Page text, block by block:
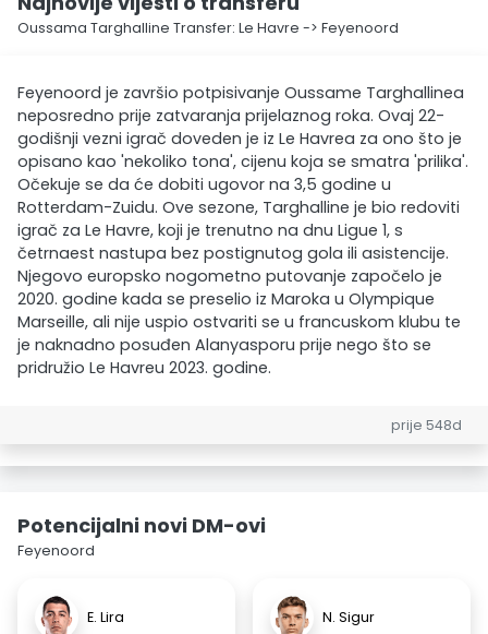
Oussama Targhalline Transfer: Le Havre -> Feyenoord
Feyenoord je završio potpisivanje Oussame Targhallinea
neposredno prije zatvaranja prijelaznog roka. Ovaj 22-
godišnji vezni igrač doveden je iz Le Havrea za ono što je
opisano kao 'nekoliko tona', cijenu koja se smatra 'prilika'.
Očekuje se da će dobiti ugovor na 3,5 godine u
Rotterdam-Zuidu. Ove sezone, Targhalline je bio redoviti
igrač za Le Havre, koji je trenutno na dnu Ligue 1, s
četrnaest nastupa bez postignutog gola ili asistencije.
Njegovo europsko nogometno putovanje započelo je
2020. godine kada se preselio iz Maroka u Olympique
Marseille, ali nije uspio ostvariti se u francuskom klubu te
je naknadno posuđen Alanyasporu prije nego što se
pridružio Le Havreu 2023. godine.
prije 548d
Potencijalni novi DM-ovi
Feyenoord
E. Lira N. Sigur